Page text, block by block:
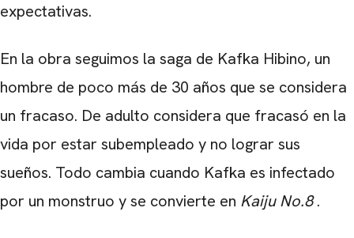
expectativas.
En la obra seguimos la saga de Kafka Hibino, un
hombre de poco más de 30 años que se considera
un fracaso. De adulto considera que fracasó en la
vida por estar subempleado y no lograr sus
sueños. Todo cambia cuando Kafka es infectado
por un monstruo y se convierte en Kaiju No.8.